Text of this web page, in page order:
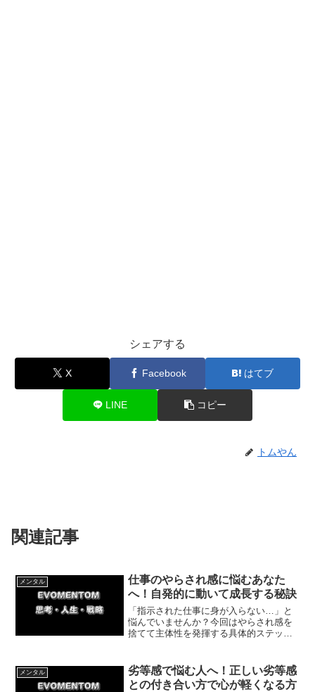
シェアする
X Facebook はてブ
LINE コピー
トムやん
関連記事
メンタル
仕事のやらされ感に悩むあなた
へ！自発的に動いて成長する秘訣
「指示された仕事に身が入らない…」と
悩んでいませんか？今回はやらされ感を
捨てて主体性を発揮する具体的ステップ
らしく行動し毎日のストレスを激減させ
ましょう。
メンタル
劣等感で悩む人へ！正しい劣等感
との付き合い方で心が軽くなる方